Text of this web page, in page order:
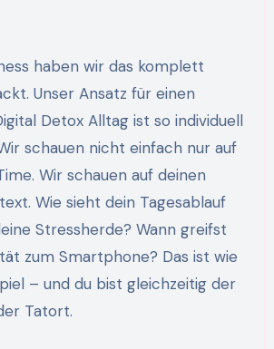
haben wir das komplett
Unser Ansatz für einen
Detox Alltag ist so individuell
schauen nicht einfach nur auf
Wir schauen auf deinen
Wie sieht dein Tagesablauf
Stressherde? Wann greifst
zum Smartphone? Das ist wie
– und du bist gleichzeitig der
Tatort.